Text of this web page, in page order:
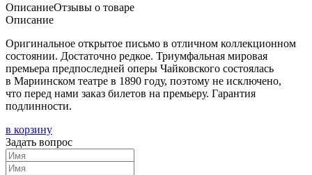
ОписаниеОтзывы о товаре
Описание
Оригинальное открытое письмо в отличном коллекционном
состоянии. Достаточно редкое. Триумфальная мировая
премьера предпоследней оперы Чайковского состоялась
в Мариинском театре в 1890 году, поэтому не исключено,
что перед нами заказ билетов на премьеру. Гарантия
подлинности.
в корзину
Задать вопрос